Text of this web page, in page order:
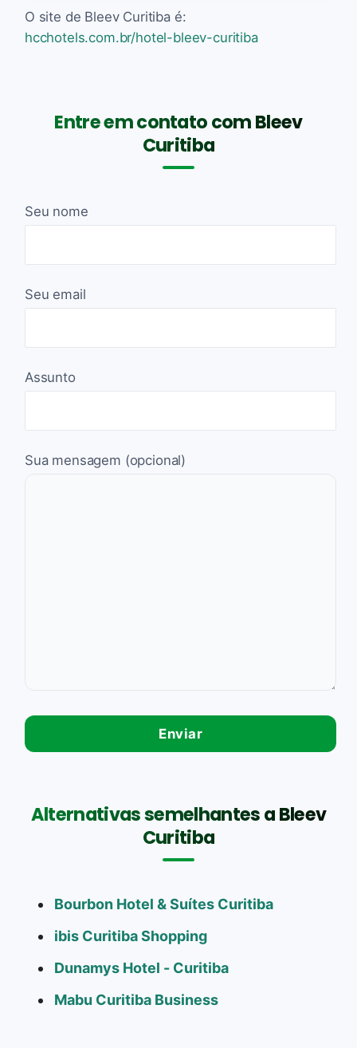
O site de Bleev Curitiba é:
hcchotels.com.br/hotel-bleev-curitiba
Entre em contato com Bleev
Curitiba
Seu nome
Seu email
Assunto
Sua mensagem (opcional)
Alternativas semelhantes a Bleev
Curitiba
Bourbon Hotel & Suítes Curitiba
ibis Curitiba Shopping
Dunamys Hotel - Curitiba
Mabu Curitiba Business